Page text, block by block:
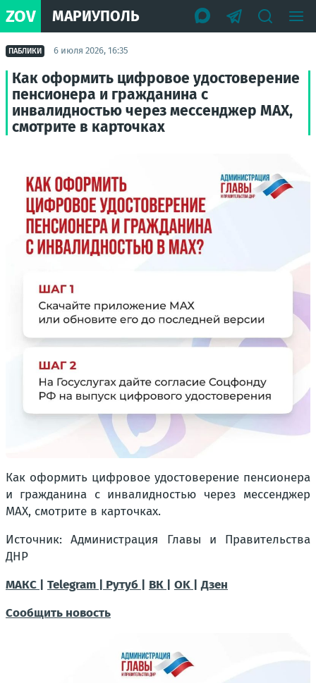
ZOV МАРИУПОЛЬ
ПАБЛИКИ 6 июля 2026, 16:35
Как оформить цифровое удостоверение
пенсионера и гражданина с
инвалидностью через мессенджер МАХ,
смотрите в карточках
Как оформить цифровое удостоверение пенсионера
и гражданина с инвалидностью через мессенджер
МАХ, смотрите в карточках.
Источник: Администрация Главы и Правительства
ДНР
МАКС |
Telegram | Рутуб | ВК | OK |
Дзен
Сообщить новость